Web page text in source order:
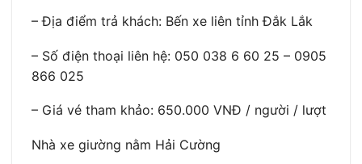
– Địa điểm trả khách: Bến xe liên tỉnh Đắk Lắk
– Số điện thoại liên hệ: 050 038 6 60 25 – 0905
866 025
– Giá vé tham khảo: 650.000 VNĐ / người / lượt
Nhà xe giường nằm Hải Cường